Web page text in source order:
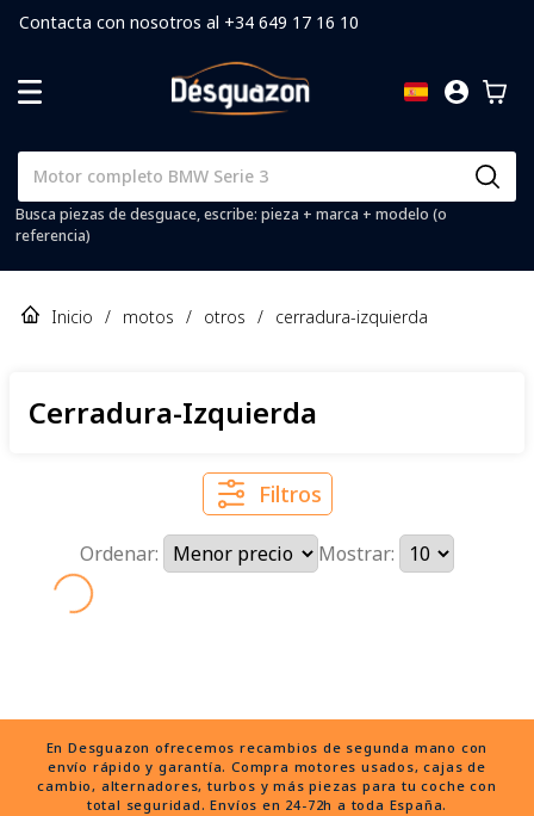
Contacta con nosotros al +34 649 17 16 10
Busca piezas de desguace, escribe: pieza + marca + modelo (o
referencia)
Inicio / motos / otros / cerradura-izquierda
Cerradura-Izquierda
Filtros
Ordenar: Mostrar:
En Desguazon ofrecemos recambios de segunda mano con
envío rápido y garantía. Compra motores usados, cajas de
cambio, alternadores, turbos y más piezas para tu coche con
total seguridad. Envíos en 24-72h a toda España.